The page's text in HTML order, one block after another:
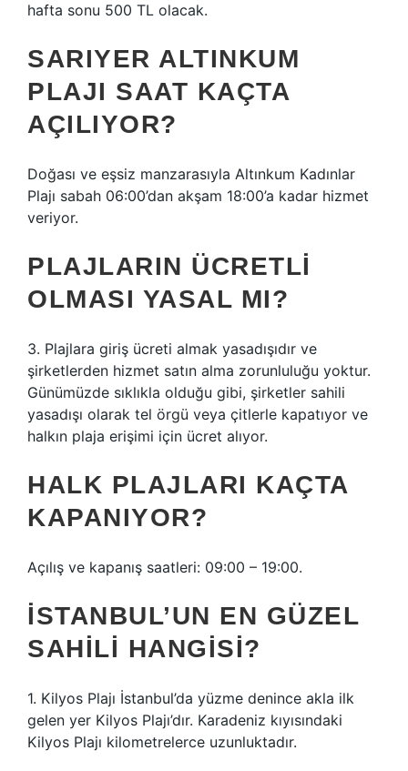
hafta sonu 500 TL olacak.
SARIYER ALTINKUM
PLAJI SAAT KAÇTA
AÇILIYOR?
Doğası ve eşsiz manzarasıyla Altınkum Kadınlar
Plajı sabah 06:00’dan akşam 18:00’a kadar hizmet
veriyor.
PLAJLARIN ÜCRETLI
OLMASI YASAL MI?
3. Plajlara giriş ücreti almak yasadışıdır ve
şirketlerden hizmet satın alma zorunluluğu yoktur.
Günümüzde sıklıkla olduğu gibi, şirketler sahili
yasadışı olarak tel örgü veya çitlerle kapatıyor ve
halkın plaja erişimi için ücret alıyor.
HALK PLAJLARI KAÇTA
KAPANIYOR?
Açılış ve kapanış saatleri: 09:00 – 19:00.
İSTANBUL’UN EN GÜZEL
SAHILI HANGISI?
1. Kilyos Plajı İstanbul’da yüzme denince akla ilk
gelen yer Kilyos Plajı’dır. Karadeniz kıyısındaki
Kilyos Plajı kilometrelerce uzunluktadır.